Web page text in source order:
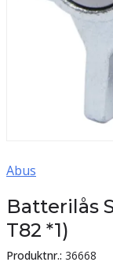
Abus
Batterilås
T82 *1)
Produktnr.: 36668